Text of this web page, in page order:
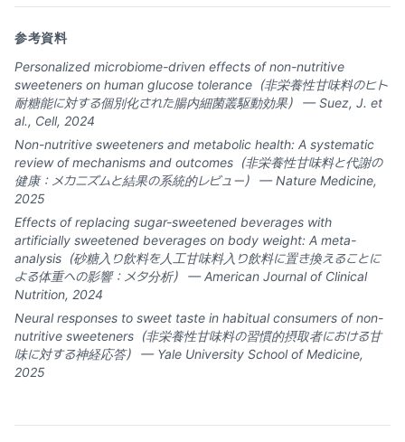
参考資料
Personalized microbiome-driven effects of non-nutritive
sweeteners on human glucose tolerance（非栄養性甘味料のヒト
耐糖能に対する個別化された腸内細菌叢駆動効果） — Suez, J. et
al., Cell, 2024
Non-nutritive sweeteners and metabolic health: A systematic
review of mechanisms and outcomes（非栄養性甘味料と代謝の
健康：メカニズムと結果の系統的レビュー） — Nature Medicine,
2025
Effects of replacing sugar-sweetened beverages with
artificially sweetened beverages on body weight: A meta-
analysis（砂糖入り飲料を人工甘味料入り飲料に置き換えることに
よる体重への影響：メタ分析） — American Journal of Clinical
Nutrition, 2024
Neural responses to sweet taste in habitual consumers of non-
nutritive sweeteners（非栄養性甘味料の習慣的摂取者における甘
味に対する神経応答） — Yale University School of Medicine,
2025